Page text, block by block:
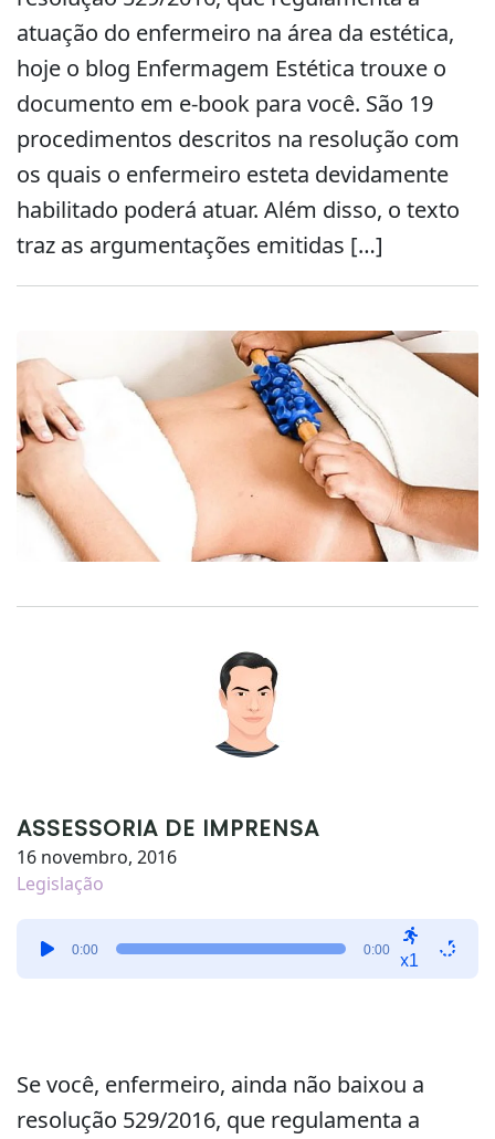
atuação do enfermeiro na área da estética,
hoje o blog Enfermagem Estética trouxe o
documento em e-book para você. São 19
procedimentos descritos na resolução com
os quais o enfermeiro esteta devidamente
habilitado poderá atuar. Além disso, o texto
traz as argumentações emitidas […]
ASSESSORIA DE IMPRENSA
16 novembro, 2016
Legislação
0:00 0:00
x1
Se você, enfermeiro, ainda não baixou a
resolução 529/2016, que regulamenta a